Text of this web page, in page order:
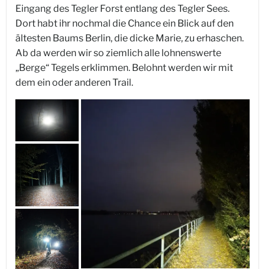
Eingang des Tegler Forst entlang des Tegler Sees.
Dort habt ihr nochmal die Chance ein Blick auf den
ältesten Baums Berlin, die dicke Marie, zu erhaschen.
Ab da werden wir so ziemlich alle lohnenswerte
„Berge“ Tegels erklimmen. Belohnt werden wir mit
dem ein oder anderen Trail.